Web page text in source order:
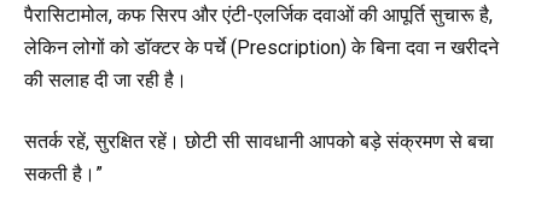
पैरासिटामोल, कफ सिरप और एंटी-एलर्जिक दवाओं की आपूर्ति सुचारू है,
लेकिन लोगों को डॉक्टर के पर्चे (Prescription) के बिना दवा न खरीदने
की सलाह दी जा रही है।
सतर्क रहें, सुरक्षित रहें। छोटी सी सावधानी आपको बड़े संक्रमण से बचा
सकती है।”